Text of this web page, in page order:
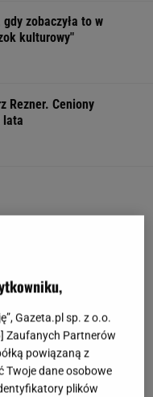
zobaczyła to w
kulturowy"
Rezner. Ceniony
lata
Gazeta.pl sp. z o.o.
] Zaufanych Partnerów
powiązaną z
Twoje dane osobowe
plików